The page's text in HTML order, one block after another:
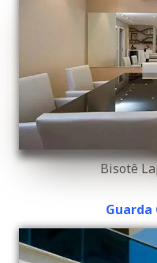
Bisotê
Guarda